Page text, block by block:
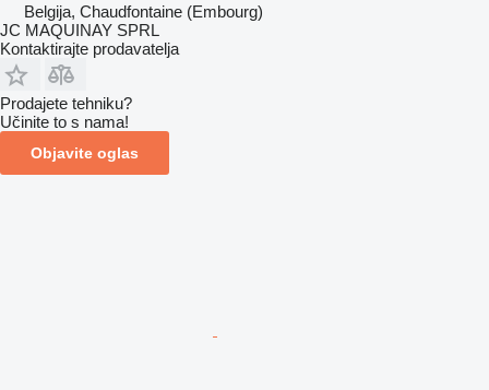
Belgija, Chaudfontaine (Embourg)
JC MAQUINAY SPRL
Kontaktirajte prodavatelja
Prodajete tehniku?
Učinite to s nama!
Objavite oglas